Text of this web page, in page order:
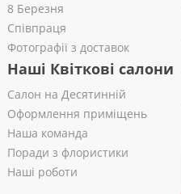
8 Березня
Співпраця
Фотографії з доставок
Наші Квіткові салони
Салон на Десятинній
Оформлення приміщень
Наша команда
Поради з флористики
Наші роботи